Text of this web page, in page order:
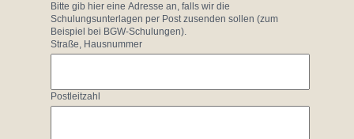
Bitte gib hier eine Adresse an, falls wir die
Schulungsunterlagen per Post zusenden sollen (zum
Beispiel bei BGW-Schulungen).
Straße, Hausnummer
Postleitzahl